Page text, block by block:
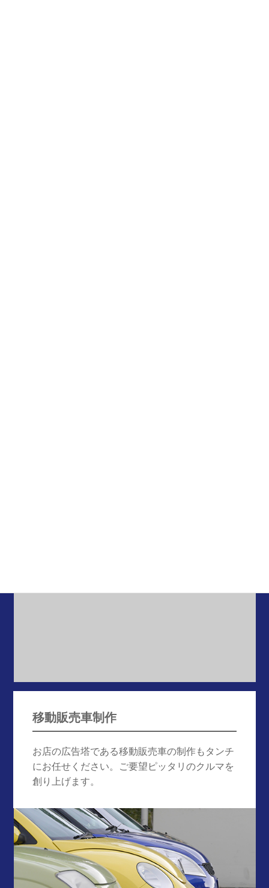
移動販売車制作
お店の広告塔である移動販売車の制作もタンチ
にお任せください。ご要望ピッタリのクルマを
創り上げます。